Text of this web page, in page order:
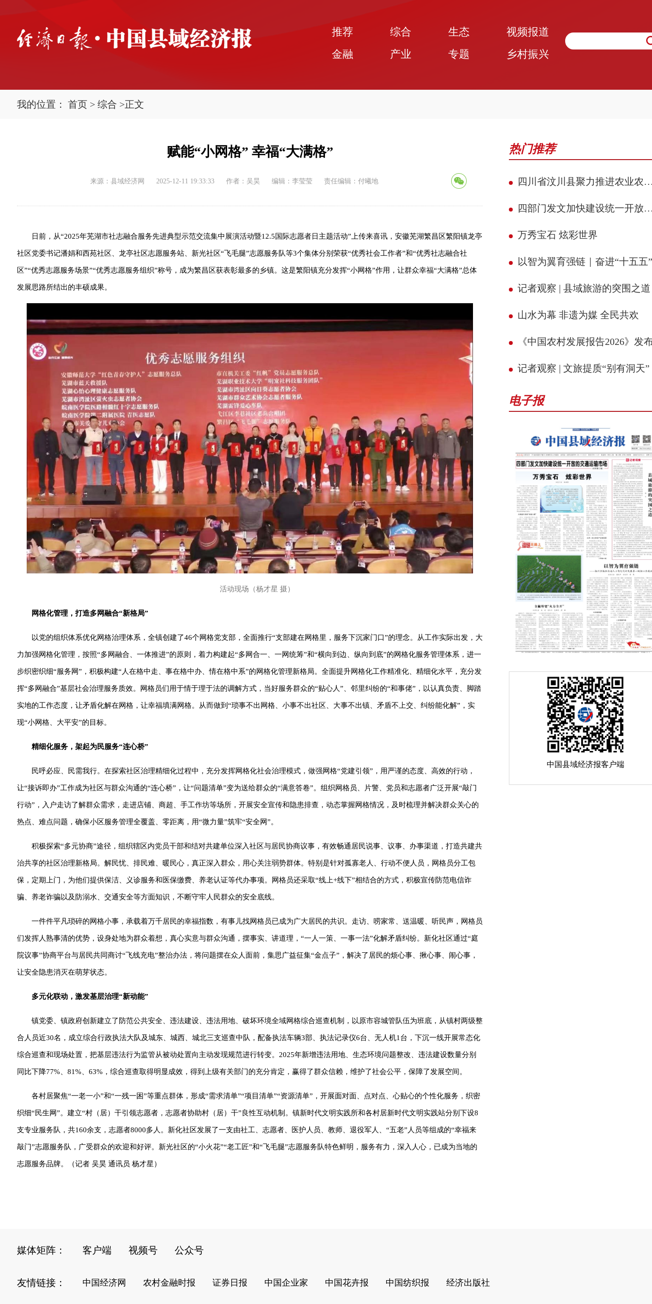
推荐 综合 生态
视频报道
金融
产业 专题 乡村振兴
我的位置： 首页 > 综合 >正文
​赋能“小网格” 幸福“大满格”
来源：县域经济网 2025-12-11 19:33:33 作者：吴昊 编辑：李莹莹 责任编辑：付曦地
日前，从“2025年芜湖市社志融合服务先进典型示范交流集中展演活动暨12.5国际志愿者日主题活动”上传来喜讯，安徽芜湖繁昌区繁阳镇龙亭
社区党委书记潘娟和西苑社区、龙亭社区志愿服务站、新光社区“飞毛腿”志愿服务队等3个集体分别荣获“优秀社会工作者”和“优秀社志融合社
区”“优秀志愿服务场景”“优秀志愿服务组织”称号，成为繁昌区获表彰最多的乡镇。这是繁阳镇充分发挥“小网格”作用，让群众幸福“大满格”总体
发展思路所结出的丰硕成果。
活动现场（杨才星 摄）
网格化管理，打造多网融合“新格局”
以党的组织体系优化网格治理体系，全镇创建了46个网格党支部，全面推行“支部建在网格里，服务下沉家门口”的理念。从工作实际出发，大
力加强网格化管理，按照“多网融合、一体推进”的原则，着力构建起“多网合一、一网统筹”和“横向到边、纵向到底”的网格化服务管理体系，进一
步织密织细“服务网”，积极构建“人在格中走、事在格中办、情在格中系”的网格化管理新格局。全面提升网格化工作精准化、精细化水平，充分发
挥“多网融合”基层社会治理服务质效。网格员们用于情于理于法的调解方式，当好服务群众的“贴心人”、邻里纠纷的“和事佬”，以认真负责、脚踏
实地的工作态度，让矛盾化解在网格，让幸福填满网格。从而做到“琐事不出网格、小事不出社区、大事不出镇、矛盾不上交、纠纷能化解”，实
现“小网格、大平安”的目标。
精细化服务，架起为民服务“连心桥”
民呼必应、民需我行。在探索社区治理精细化过程中，充分发挥网格化社会治理模式，做强网格“党建引领”，用严谨的态度、高效的行动，
让“接诉即办”工作成为社区与群众沟通的“连心桥”，让“问题清单”变为送给群众的“满意答卷”。组织网格员、片警、党员和志愿者广泛开展“敲门
行动”，入户走访了解群众需求，走进店铺、商超、手工作坊等场所，开展安全宣传和隐患排查，动态掌握网格情况，及时梳理并解决群众关心的
热点、难点问题，确保小区服务管理全覆盖、零距离，用“微力量”筑牢“安全网”。‌
积极探索“多元协商”途径，组织辖区内党员干部和结对共建单位深入社区与居民协商议事，有效畅通居民说事、议事、办事渠道，打造共建共
治共享的社区治理新格局。解民忧、排民难、暖民心，真正深入群众，用心关注弱势群体。特别是针对孤寡老人、行动不便人员，网格员分工包
保，定期上门，为他们提供保洁、义诊服务和医保缴费、养老认证等代办事项。网格员还采取“线上+线下”相结合的方式，积极宣传防范电信诈
骗、养老诈骗以及防溺水、交通安全等方面知识，不断守牢人民群众的安全底线。
一件件平凡琐碎的网格小事，承载着万千居民的幸福指数，有事儿找网格员已成为广大居民的共识。走访、唠家常、送温暖、听民声，网格员
们发挥人熟事清的优势，设身处地为群众着想，真心实意与群众沟通，摆事实、讲道理，“一人一策、一事一法”化解矛盾纠纷。新化社区通过“庭
院议事”协商平台与居民共同商讨“飞线充电”整治办法，将问题摆在众人面前，集思广益征集“金点子”，解决了居民的烦心事、揪心事、闹心事，
让安全隐患消灭在萌芽状态。
多元化联动，激发基层治理“新动能”
镇党委、镇政府创新建立了防范公共安全、违法建设、违法用地、破坏环境全域网格综合巡查机制，以原市容城管队伍为班底，从镇村两级整
合人员近30名，成立综合行政执法大队及城东、城西、城北三支巡查中队，配备执法车辆3部、执法记录仪6台、无人机1台，下沉一线开展常态化
综合巡查和现场处置，把基层违法行为监管从被动处置向主动发现规范进行转变。2025年新增违法用地、生态环境问题整改、违法建设数量分别
同比下降77%、81%、63%，综合巡查取得明显成效，得到上级有关部门的充分肯定，赢得了群众信赖，维护了社会公平，保障了发展空间。
各村居聚焦“一老一小”和“一残一困”等重点群体，形成“需求清单”“项目清单”“资源清单”，开展面对面、点对点、心贴心的个性化服务，织密
织细“民生网”。建立“村（居）干引领志愿者，志愿者协助村（居）干”良性互动机制。镇新时代文明实践所和各村居新时代文明实践站分别下设8
支专业服务队，共160余支，志愿者8000多人。新化社区发展了一支由社工、志愿者、医护人员、教师、退役军人、“五老”人员等组成的“幸福来
敲门”志愿服务队，广受群众的欢迎和好评。新光社区的“小火花”“老工匠”和“飞毛腿”志愿服务队特色鲜明，服务有力，深入人心，已成为当地的
志愿服务品牌。（记者 吴昊 通讯员 杨才星）
热门推荐
四川省汶川县聚力推进农业农村现代化 赋能民族地区县域典范建设攻坚见效
四部门发文加快建设统一开放的交通运输市场
万秀宝石 炫彩世界
以智为翼育强链｜奋进“十五五” 县域新征程
记者观察 | 县域旅游的突围之道
山水为幕 非遗为媒 全民共欢
《中国农村发展报告2026》发
记者观察 | 文旅提质“别有洞天”
电子报
中国县域经济报客户端
媒体矩阵： 客户端 视频号 公众号
友情链接： 中国经济网 农村金融时报 证券日报 中国企业家 中国花卉报 中国纺织报 经济出版社